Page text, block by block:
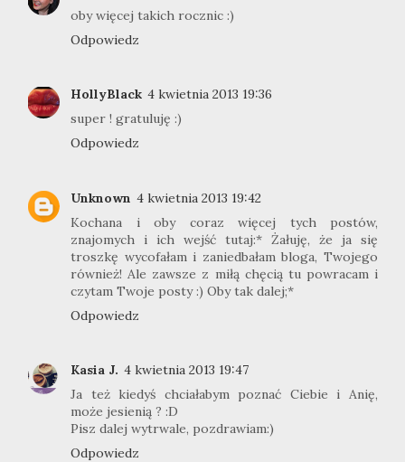
oby więcej takich rocznic :)
Odpowiedz
HollyBlack 4 kwietnia 2013 19:36
super ! gratuluję :)
Odpowiedz
Unknown 4 kwietnia 2013 19:42
Kochana i oby coraz więcej tych postów,
znajomych i ich wejść tutaj:* Żałuję, że ja się
troszkę wycofałam i zaniedbałam bloga, Twojego
również! Ale zawsze z miłą chęcią tu powracam i
czytam Twoje posty :) Oby tak dalej;*
Odpowiedz
Kasia J. 4 kwietnia 2013 19:47
Ja też kiedyś chciałabym poznać Ciebie i Anię,
może jesienią ? :D
Pisz dalej wytrwale, pozdrawiam:)
Odpowiedz